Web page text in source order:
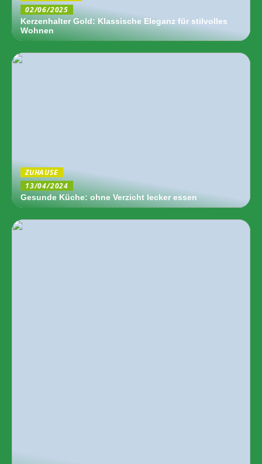
02/06/2025
Kerzenhalter Gold: Klassische Eleganz für stilvolles
Wohnen
ZUHAUSE
13/04/2024
Gesunde Küche: ohne Verzicht lecker essen